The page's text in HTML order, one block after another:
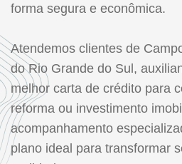
forma segura e econômica.
Atendemos clientes de
do Rio Grande do Sul,
melhor carta de crédito para
reforma ou investimento
acompanhamento
plano ideal para transformar